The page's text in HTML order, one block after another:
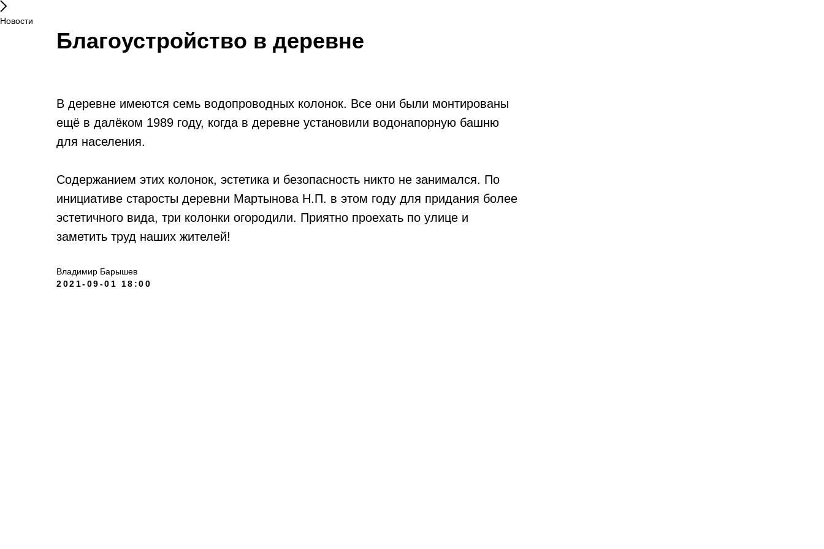
Новости
Благоустройство в деревне
В деревне имеются семь водопроводных колонок. Все они были монтированы
ещё в далёком 1989 году, когда в деревне установили водонапорную башню
для населения.
Содержанием этих колонок, эстетика и безопасность никто не занимался. По
инициативе старосты деревни Мартынова Н.П. в этом году для придания более
эстетичного вида, три колонки огородили. Приятно проехать по улице и
заметить труд наших жителей!
Владимир Барышев
2021-09-01 18:00